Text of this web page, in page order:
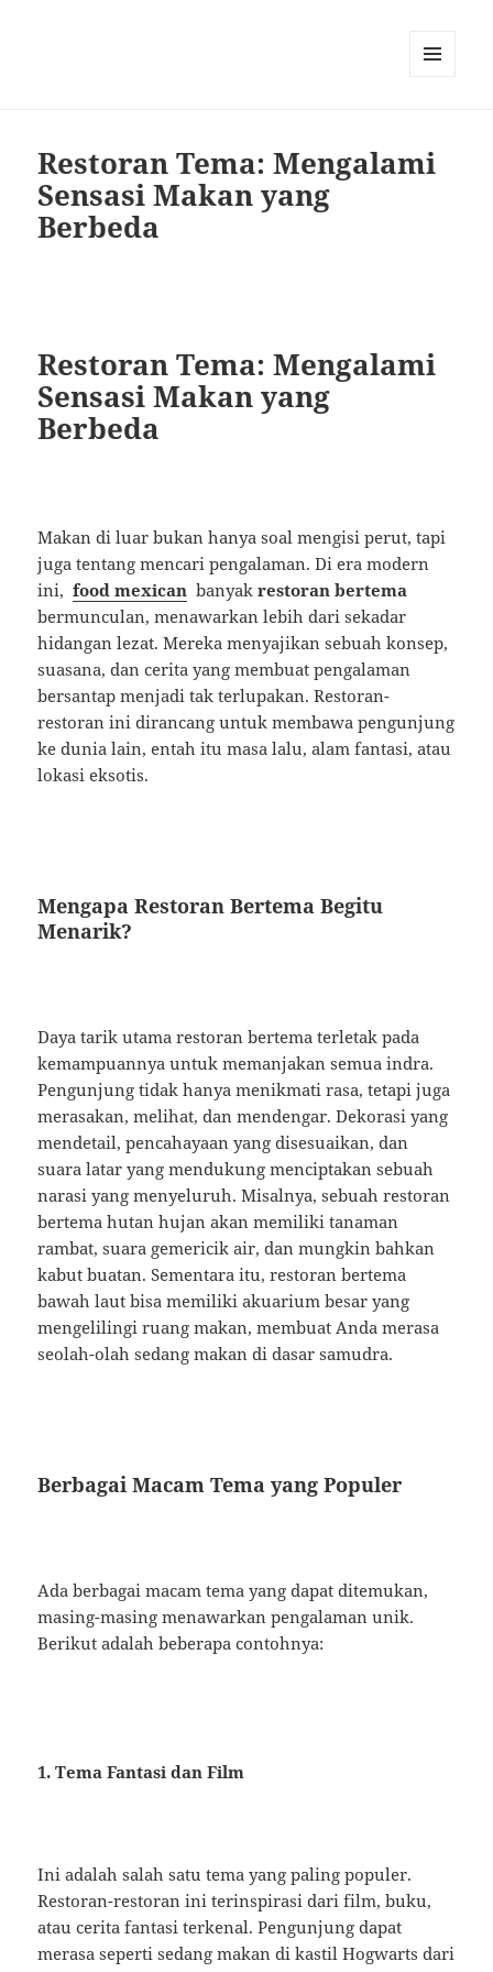
Restoran Tema: Mengalami
Sensasi Makan yang
Berbeda
Restoran Tema: Mengalami
Sensasi Makan yang
Berbeda
Makan di luar bukan hanya soal mengisi perut, tapi
juga tentang mencari pengalaman. Di era modern
ini,food mexican banyakrestoran bertema
bermunculan, menawarkan lebih dari sekadar
hidangan lezat. Mereka menyajikan sebuah konsep,
suasana, dan cerita yang membuat pengalaman
bersantap menjadi tak terlupakan. Restoran-
restoran ini dirancang untuk membawa pengunjung
ke dunia lain, entah itu masa lalu, alam fantasi, atau
lokasi eksotis.
Mengapa Restoran Bertema Begitu
Menarik?
Daya tarik utama restoran bertema terletak pada
kemampuannya untuk memanjakan semua indra.
Pengunjung tidak hanya menikmati rasa, tetapi juga
merasakan, melihat, dan mendengar. Dekorasi yang
mendetail, pencahayaan yang disesuaikan, dan
suara latar yang mendukung menciptakan sebuah
narasi yang menyeluruh. Misalnya, sebuah restoran
bertema hutan hujan akan memiliki tanaman
rambat, suara gemericik air, dan mungkin bahkan
kabut buatan. Sementara itu, restoran bertema
bawah laut bisa memiliki akuarium besar yang
mengelilingi ruang makan, membuat Anda merasa
seolah-olah sedang makan di dasar samudra.
Berbagai Macam Tema yang Populer
Ada berbagai macam tema yang dapat ditemukan,
masing-masing menawarkan pengalaman unik.
Berikut adalah beberapa contohnya:
1. Tema Fantasi dan Film
Ini adalah salah satu tema yang paling populer.
Restoran-restoran ini terinspirasi dari film, buku,
atau cerita fantasi terkenal. Pengunjung dapat
merasa seperti sedang makan di kastil Hogwarts dari